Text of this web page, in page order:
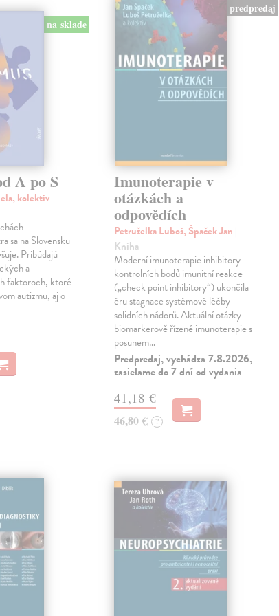
na sklade
A po S
kolektív
sa na Slovensku
Pribúdajú
a
faktoroch, ktoré
autizmu, aj o
predpredaj
Imunoterapie v
otázkách a
odpovědích
Petruželka Luboš, Špaček Jan |
Kniha
Moderní imunoterapie inhibitory
kontrolních bodů imunitní reakce
(„check point inhibitory“) ukončila
éru stagnace systémové léčby
solidních nádorů. Aktuální otázky
biomarkerově řízené imunoterapie s
posunem…
Predpredaj, vychádza 7.8.2026,
zasielame do 7 dní od vydania
41,18 €
46,80 € ?